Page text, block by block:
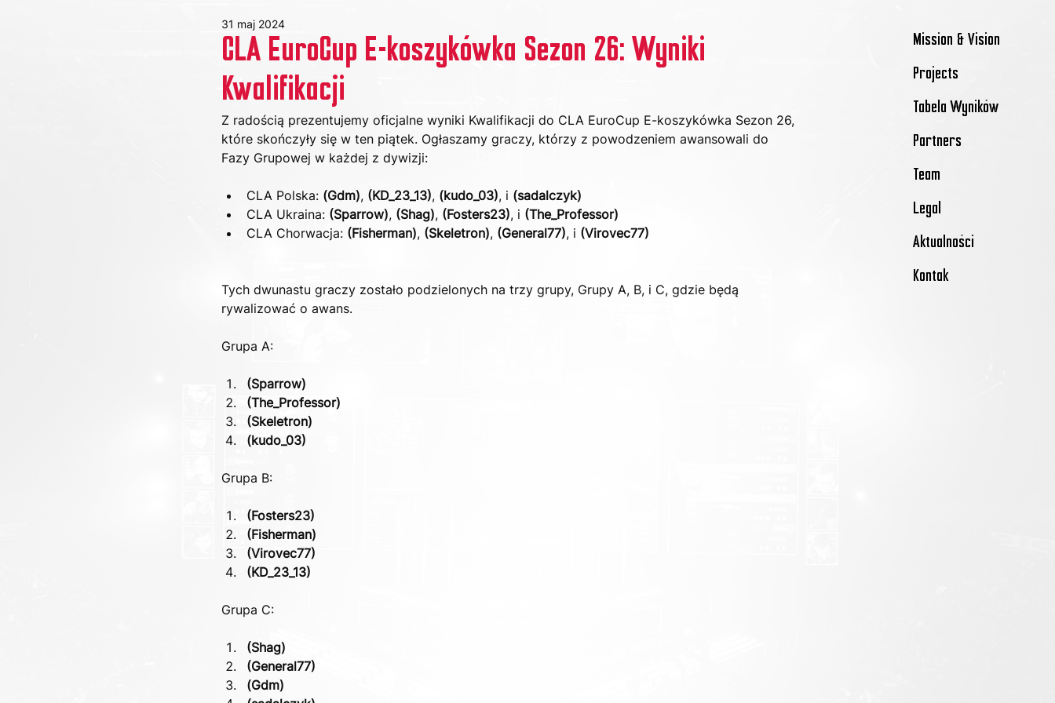
Mission & Vision
Projects
Tabela Wyników
Partners
Team
Legal
Aktualności
Kontak
CLA EuroCup E-koszykówka Sezon 26: Wyniki
Kwalifikacji
31 maj 2024
Z radością prezentujemy oficjalne wyniki Kwalifikacji do CLA EuroCup E-koszykówka Sezon 26,
które skończyły się w ten piątek. Ogłaszamy graczy, którzy z powodzeniem awansowali do
Fazy Grupowej w każdej z dywizji:
CLA Polska: (Gdm), (KD_23_13), (kudo_03), i (sadalczyk)
CLA Ukraina: (Sparrow), (Shag), (Fosters23), i (The_Professor)
CLA Chorwacja: (Fisherman), (Skeletron), (General77), i (Virovec77)
Tych dwunastu graczy zostało podzielonych na trzy grupy, Grupy A, B, i C, gdzie będą
rywalizować o awans.
Grupa A:
(Sparrow)
(The_Professor)
(Skeletron)
(kudo_03)
Grupa B:
(Fosters23)
(Fisherman)
(Virovec77)
(KD_23_13)
Grupa C:
(Shag)
(General77)
(Gdm)